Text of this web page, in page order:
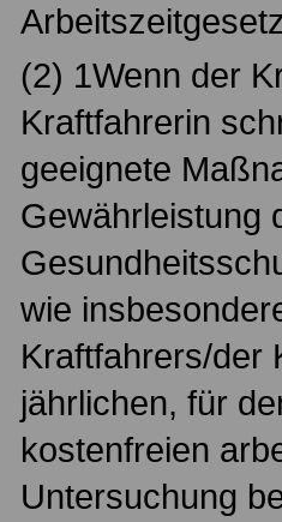
(2) 1Wenn der
Kraftfahrerin
geeignete
Gewährleistung
wie
Kraftfahrers/der
jährlichen, für
kostenfreien
Untersuchung